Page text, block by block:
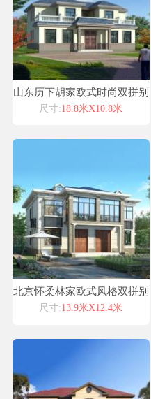
山东历下胡家欧式时尚双拼别
墅设计喜天下设计案例
尺寸:18.8米X10.8米
北京怀柔林家欧式风格双拼别
墅自建房设计图纸喜天下建筑
尺寸:13.9米X12.4米